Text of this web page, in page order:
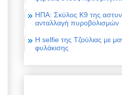
ΗΠΑ: Σκύλος Κ9 της
ανταλλαγή πυροβολισμών
Η selfie της Τζούλιας με
φυλάκισης